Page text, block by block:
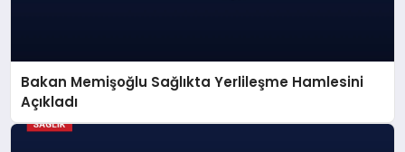
Bakan Memişoğlu Sağlıkta Yerlileşme Hamlesini
Açıkladı